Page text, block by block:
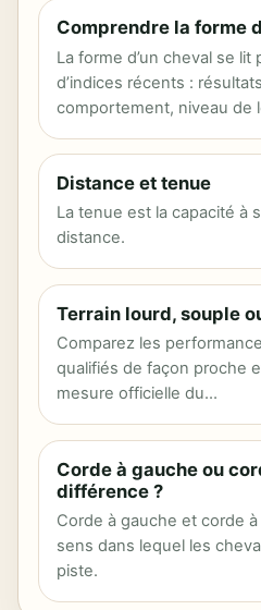
Comprendre la forme
La forme d’un cheval se lit
d’indices récents :
comportement, niveau de
Distance et tenue
La tenue est la capacité à
distance.
Terrain lourd, souple
Comparez les
qualifiés de façon proche
mesure officielle du…
Corde à gauche ou
différence ?
Corde à gauche et corde
sens dans lequel les
piste.